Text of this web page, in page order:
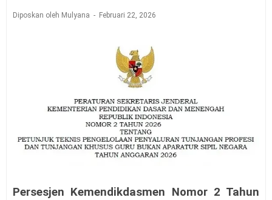
Diposkan oleh Mulyana Februari 22, 2026
Persesjen Kemendikdasmen Nomor 2 Tahun